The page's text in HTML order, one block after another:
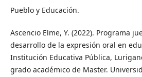
Pueblo y Educación.
Ascencio Elme, Y. (2022). Programa
desarrollo de la expresión oral en
Institución Educativa Pública,
grado académico de Master.